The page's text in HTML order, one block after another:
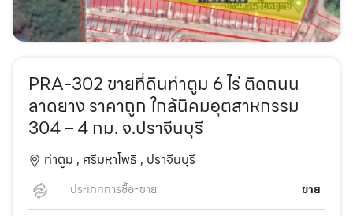
PRA-302 ขายที่ดินท่าตูม 6 ไร่ ติดถนน
ลาดยาง ราคาถูก ใกล้นิคมอุตสาหกรรม
304 – 4 กม. จ.ปราจีนบุรี
ท่าตูม , ศรีมหาโพธิ , ปราจีนบุรี
ประเภทการซื้อ-ขาย: ขาย